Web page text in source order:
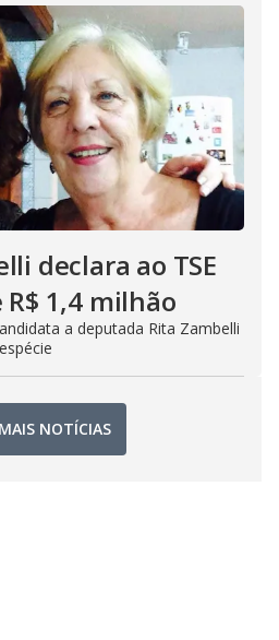
declara ao TSE
1,4 milhão
a deputada Rita Zambelli
NOTÍCIAS